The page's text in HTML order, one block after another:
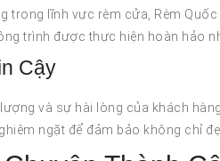
trong lĩnh vực rèm cửa, Rèm
trình được thực hiện hoàn hảo
Cậy
và sự hài lòng của khách
ngặt để đảm bảo không chỉ